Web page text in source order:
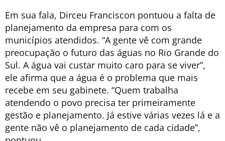
Em sua fala, Dirceu Franciscon pontuou a falta de
planejamento da empresa para com os
municípios atendidos. “A gente vê com grande
preocupação o futuro das águas no Rio Grande do
Sul. A água vai custar muito caro para se viver”,
ele afirma que a água é o problema que mais
recebe em seu gabinete. “Quem trabalha
atendendo o povo precisa ter primeiramente
gestão e planejamento. Já estive várias vezes lá e a
gente não vê o planejamento de cada cidade”,